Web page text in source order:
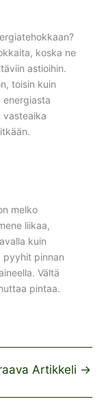
koska ne
astioihin.
toisin kuin
energiasta
vasteaika
melko
liikaa,
kuin
pyyhit pinnan
Vältä
pintaa.
Artikkeli →